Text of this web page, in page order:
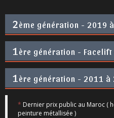
2ème génération - 2019
1 ère génération -
1 ère génération - 2011 à
* Dernier prix public au Maroc (
peinture métallisée )